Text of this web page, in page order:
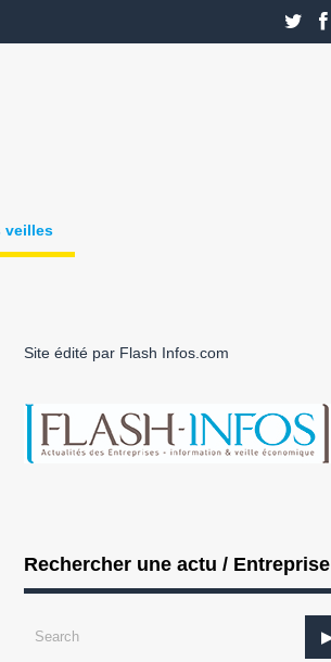
veilles
Site édité par Flash Infos.com
Rechercher une actu / Entreprise